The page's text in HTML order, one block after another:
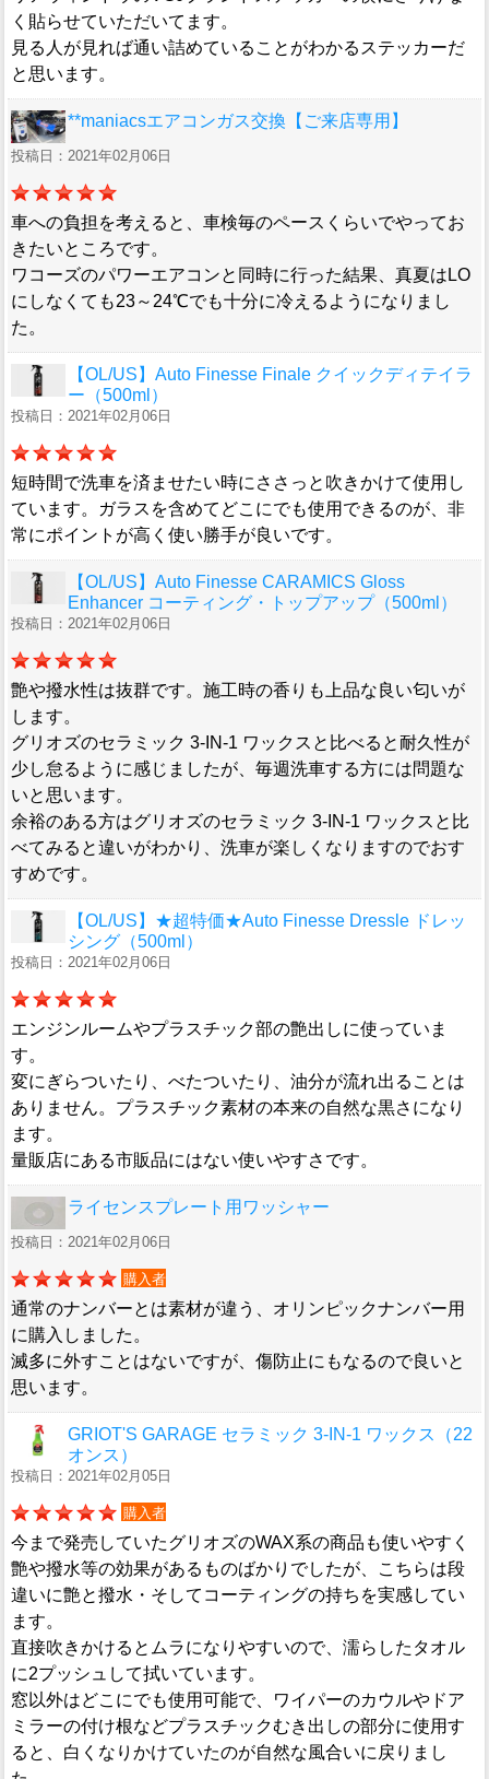
く貼らせていただいてます。
見る人が見れば通い詰めていることがわかるステッカーだ
と思います。
**maniacsエアコンガス交換【ご来店専用】
投稿日：2021年02月06日
車への負担を考えると、車検毎のペースくらいでやってお
きたいところです。
ワコーズのパワーエアコンと同時に行った結果、真夏はLO
にしなくても23～24℃でも十分に冷えるようになりまし
た。
【OL/US】Auto Finesse Finale クイックディテイラ
ー（500ml）
投稿日：2021年02月06日
短時間で洗車を済ませたい時にささっと吹きかけて使用し
ています。ガラスを含めてどこにでも使用できるのが、非
常にポイントが高く使い勝手が良いです。
【OL/US】Auto Finesse CARAMICS Gloss
Enhancer コーティング・トップアップ（500ml）
投稿日：2021年02月06日
艶や撥水性は抜群です。施工時の香りも上品な良い匂いが
します。
グリオズのセラミック 3-IN-1 ワックスと比べると耐久性が
少し怠るように感じましたが、毎週洗車する方には問題な
いと思います。
余裕のある方はグリオズのセラミック 3-IN-1 ワックスと比
べてみると違いがわかり、洗車が楽しくなりますのでおす
すめです。
【OL/US】★超特価★Auto Finesse Dressle ドレッ
シング（500ml）
投稿日：2021年02月06日
エンジンルームやプラスチック部の艶出しに使っていま
す。
変にぎらついたり、べたついたり、油分が流れ出ることは
ありません。プラスチック素材の本来の自然な黒さになり
ます。
量販店にある市販品にはない使いやすさです。
ライセンスプレート用ワッシャー
投稿日：2021年02月06日
購入者
通常のナンバーとは素材が違う、オリンピックナンバー用
に購入しました。
滅多に外すことはないですが、傷防止にもなるので良いと
思います。
GRIOT'S GARAGE セラミック 3-IN-1 ワックス（22
オンス）
投稿日：2021年02月05日
購入者
今まで発売していたグリオズのWAX系の商品も使いやすく
艶や撥水等の効果があるものばかりでしたが、こちらは段
違いに艶と撥水・そしてコーティングの持ちを実感してい
ます。
直接吹きかけるとムラになりやすいので、濡らしたタオル
に2プッシュして拭いています。
窓以外はどこにでも使用可能で、ワイパーのカウルやドア
ミラーの付け根などプラスチックむき出しの部分に使用す
ると、白くなりかけていたのが自然な風合いに戻りまし